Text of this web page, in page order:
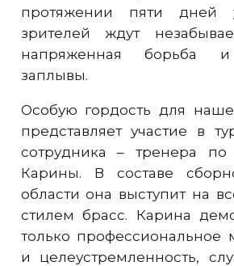
протяжении пяти дней
зрителей ждут
напряженная борьба
заплывы.
Особую гордость для
представляет участие в
сотрудника – тренера
Карины. В составе
области она выступит на
стилем брасс. Карина
только профессиональное
и целеустремленность,